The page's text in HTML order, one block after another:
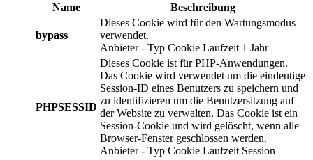
Name
Beschreibung
bypass
Dieses Cookie wird für den Wartungsmodus
verwendet.
Anbieter - Typ Cookie Laufzeit 1 Jahr
PHPSESSID
Dieses Cookie ist für PHP-Anwendungen.
Das Cookie wird verwendet um die eindeutige
Session-ID eines Benutzers zu speichern und
zu identifizieren um die Benutzersitzung auf
der Website zu verwalten. Das Cookie ist ein
Session-Cookie und wird gelöscht, wenn alle
Browser-Fenster geschlossen werden.
Anbieter - Typ Cookie Laufzeit Session